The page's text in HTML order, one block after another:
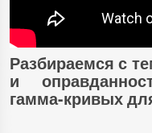
Разбираемся с
и
гамма-кривых